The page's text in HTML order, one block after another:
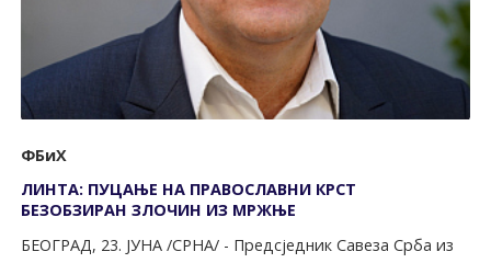
ФБиХ
ЛИНТА: ПУЦАЊЕ НА ПРАВОСЛАВНИ КРСТ
БЕЗОБЗИРАН ЗЛОЧИН ИЗ МРЖЊЕ
БЕОГРАД, 23. ЈУНА /СРНА/ - Предсједник Савеза Срба из